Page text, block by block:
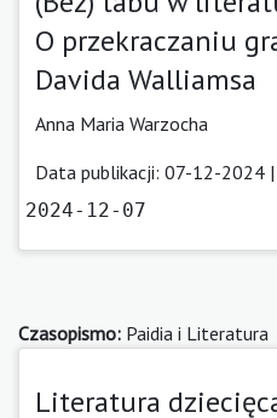
O przekraczaniu
Davida Walliamsa
Anna Maria Warzocha
Data publikacji: 07-12-2024 |
2024-12-07
Czasopismo: Paidia i Literatura
Literatura